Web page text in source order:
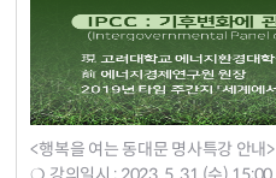
<행복을 여는 동대문 명사특강 안내>